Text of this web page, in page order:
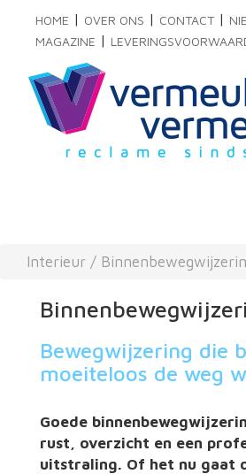
HOME | OVER ONS | CONTACT |
MAGAZINE |
Interieur /
Bewegwijzering die
moeiteloos de weg
Goede
rust, overzicht en een
uitstraling. Of het nu gaat